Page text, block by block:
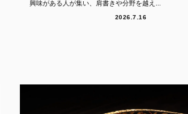
興味がある人が集い、肩書きや分野を越え...
2026.7.16